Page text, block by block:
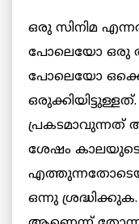
ഒരു സിനിമ
പോലെയോ ഒരു
പോലെയോ
പ്രകടമാവുന്നത്
ശേഷം കാലയുടെ
ഒന്നു